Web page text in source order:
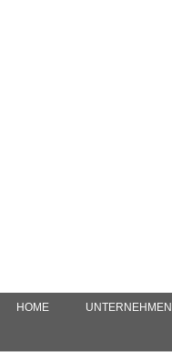
HOME UNTERNEHMEN